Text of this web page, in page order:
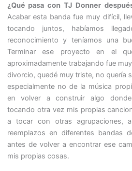
¿Qué pasa con TJ Donner
Acabar esta banda fue muy difícil,
tocando juntos, habíamos
reconocimiento y teníamos una
Terminar ese proyecto en el
aproximadamente trabajando fue
divorcio, quedé muy triste, no quería
especialmente no de la música
en volver a construir algo
tocando otra vez mis propias
a tocar con otras agrupaciones,
reemplazos en diferentes bandas
antes de volver a encontrar ese
mis propias cosas.